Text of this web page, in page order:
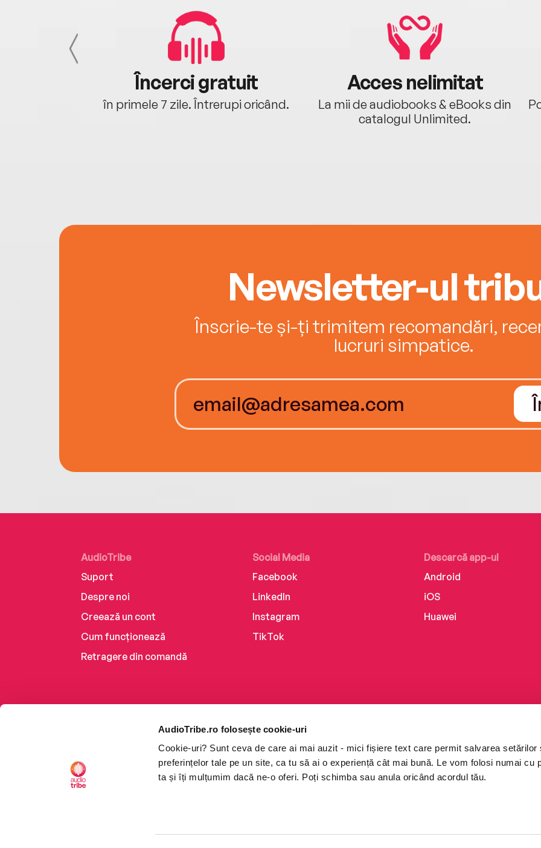
AudioTribe.ro folosește cookie-uri
Cookie-uri? Sunt ceva de care ai mai auzit - mici fișiere text care permit salvarea setărilor
preferințelor tale pe un site, ca tu să ai o experiență cât mai bună. Le vom folosi numai cu
ta și îți mulțumim dacă ne-o oferi. Poți schimba sau anula oricând acordul tău.
Încerci gratuit
în primele 7 zile. Întrerupi oricând.
Acces nelimitat
La mii de audiobooks & eBooks din
catalogul Unlimited.
Newsletter-ul
Înscrie-te și-ți trimitem recomandări,
lucruri simpatice.
AudioTribe
Suport
Despre noi
Creează un cont
Cum funcționează
Retragere din comandă
Social Media
Facebook
LinkedIn
Instagram
TikTok
Descarcă app-ul
Android
iOS
Huawei